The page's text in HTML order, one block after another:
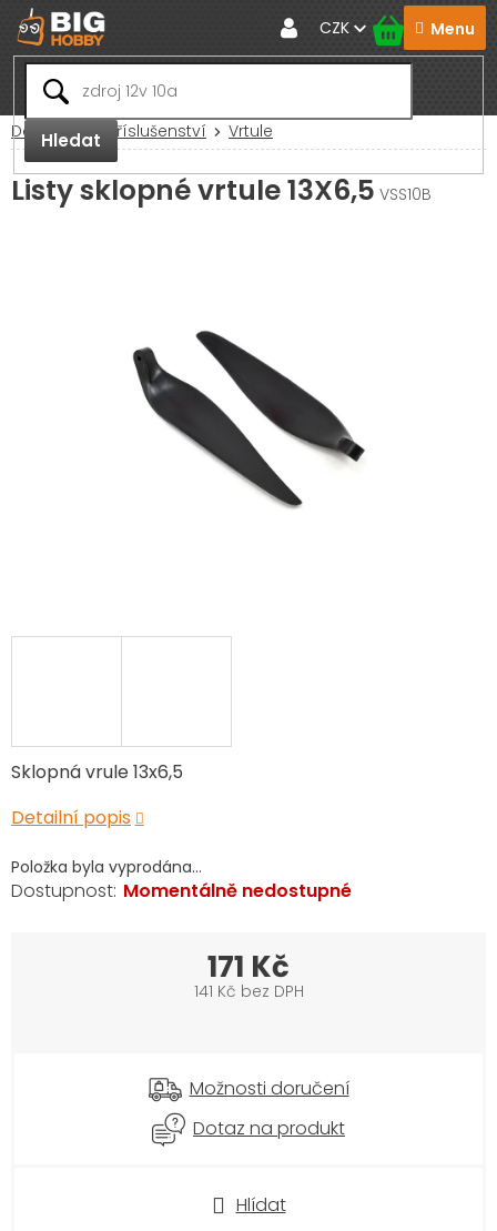
Přejít
na
obsah
Hledat
CZK
Domů RC Příslušenství Vrtule
Listy sklopné vrtule 13X6,5 VSS10B
Položka byla vyprodána…
Sklopná vrule 13x6,5
Detailní popis
Hlídat
Momentálně nedostupné
171 Kč
141 Kč bez DPH
Možnosti doručení
Dotaz na produkt